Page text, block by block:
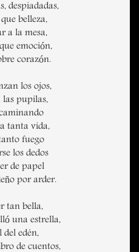
despiadadas,
belleza,
a la mesa,
emoción,
corazón.
los ojos,
las pupilas,
tanta vida,
fuego
los dedos
de papel
por arder.
tan bella,
una estrella,
del edén,
de cuentos,